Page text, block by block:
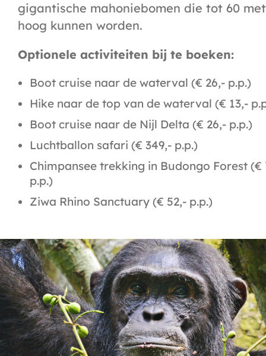
gigantische mahoniebomen die tot 60
hoog kunnen worden.
Optionele activiteiten bij te boeken:
Boot cruise naar de waterval (€ 26,- p.p.)
Hike naar de top van de waterval (€ 13,-
Boot cruise naar de Nijl Delta (€ 26,- p.p.)
Luchtballon safari (€ 349,- p.p.)
Chimpansee trekking in Budongo Forest (€
p.p.)
Ziwa Rhino Sanctuary (€ 52,- p.p.)